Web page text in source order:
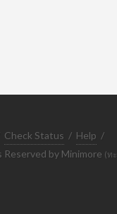
Check Status / Help /
by Minimore (ท